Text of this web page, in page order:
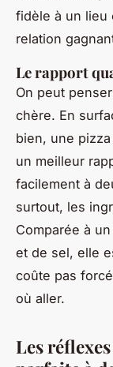
fidèle à un lieu
relation
Le rapport
On peut
chère. En
bien, une
un meilleur
facilement à
surtout, les
Comparée à
et de sel, elle
coûte pas
où aller.
Les